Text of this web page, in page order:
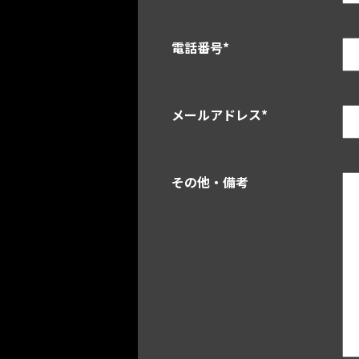
電話番号*
メールアドレス*
その他・備考